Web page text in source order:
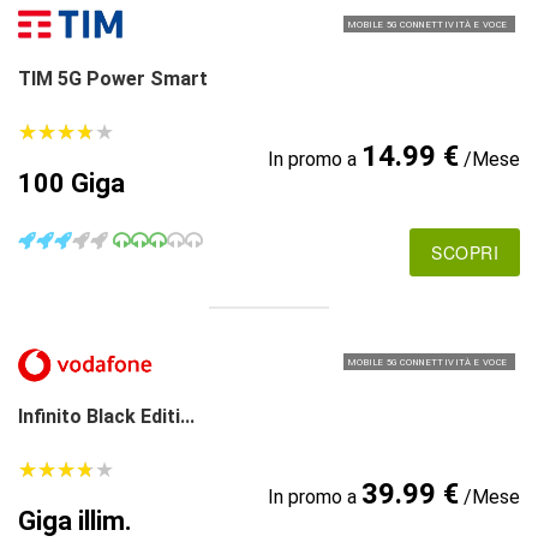
MOBILE 5G CONNETTIVITÀ E VOCE
TIM 5G Power Smart
★★★★★
★★★★★
100 Giga
In promo a 14.99 €/Mese
SCOPRI
MOBILE 5G CONNETTIVITÀ E VOCE
Infinito Black Editi...
★★★★★
★★★★★
Giga illim.
In promo a 39.99 €/Mese